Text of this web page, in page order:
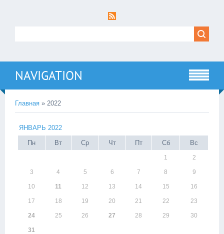
NAVIGATION
Главная » 2022
ЯНВАРЬ 2022
Пн
Вт Ср Чт Пт Сб Вс
1 2
3 4 5 6 7 8 9
10 11 12 13 14 15 16
17 18 19 20 21 22 23
24 25 26 27 28 29 30
31